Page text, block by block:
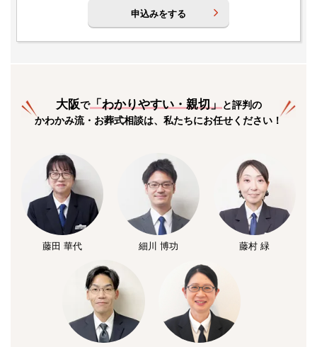
申込みをする
大阪で「わかりやすい・親切」と評判の
かわかみ流・お葬式相談は、私たちにお任せください！
藤田 華代 細川 博功 藤村 緑